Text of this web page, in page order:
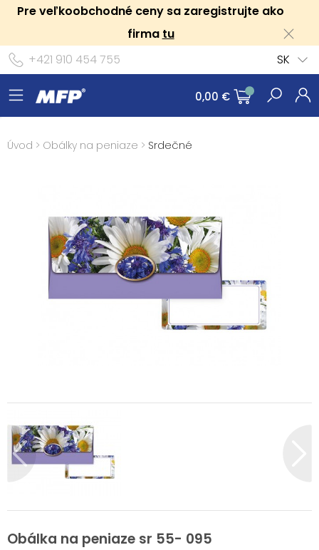
Pre veľkoobchodné ceny sa zaregistrujte ako
firma tu
+421 910 454 755
SK
0,00 €
Úvod > Obálky na peniaze > Srdečné
Obálka na peniaze sr 55- 095